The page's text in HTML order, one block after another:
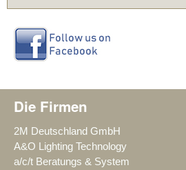
Die Firmen
2M Deutschland GmbH
A&O Lighting Technology
a/c/t Beratungs & System